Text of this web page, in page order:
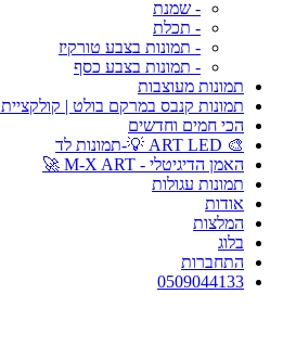
- שמנת
- תכלת
- תמונות בצבע טורקיז
- תמונות בצבע כסף
תמונות מעוצבות
תמונות קנבס במרקם בולט | קולקציית Art Touch
הכי חמים וחדשים
🎨 ART LED 💡-תמונות לד
האמן הדיגיטלי - M-X ART 🚀
תמונות עגולות
אודות
המלצות
בלוג
התחברות
0509044133